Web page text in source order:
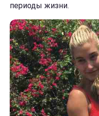
периоды жизни.